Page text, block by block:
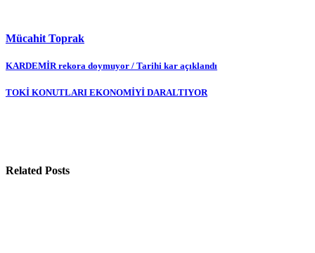
Mücahit Toprak
Yazı
gezinmesi
KARDEMİR rekora doymuyor / Tarihi kar açıklandı
TOKİ KONUTLARI EKONOMİYİ DARALTIYOR
Related Posts